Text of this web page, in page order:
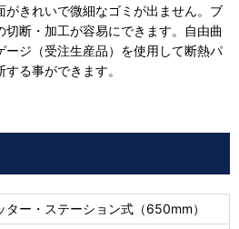
がきれいで微細なゴミが出ません。ブ
切断・加工が容易にできます。自由曲
ージ（受注生産品）を使用して断熱パ
る事ができます。
ター・ステーション式（650mm）